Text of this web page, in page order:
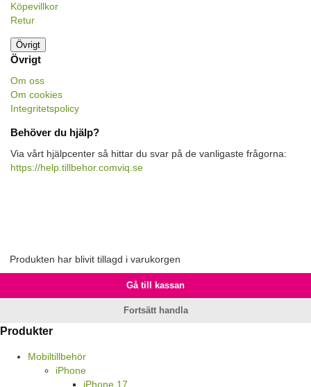
Köpevillkor
Retur
Övrigt
Övrigt
Om oss
Om cookies
Integritetspolicy
Behöver du hjälp?
Via vårt hjälpcenter så hittar du svar på de vanligaste frågorna:
https://help.tillbehor.comviq.se
Produkten har blivit tillagd i varukorgen
Gå till kassan
Fortsätt handla
Produkter
Mobiltillbehör
iPhone
iPhone 17